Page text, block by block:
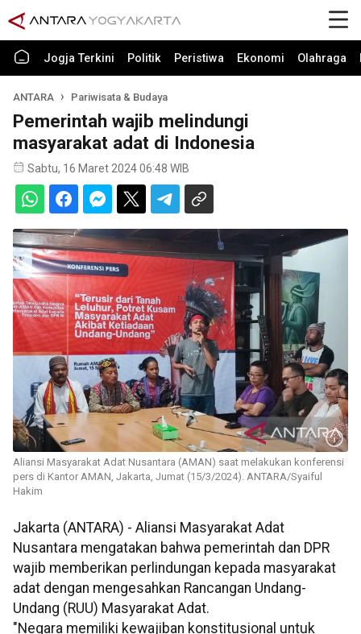
Jogja Terkini Politik Peristiwa Ekonomi Olahraga
ANTARA Pariwisata & Budaya
Pemerintah wajib melindungi
masyarakat adat di Indonesia
Sabtu, 16 Maret 2024 06:48 WIB
Aliansi Masyarakat Adat Nusantara (AMAN) saat melakukan konferensi
pers di Kantor AMAN, Jakarta, Jumat (15/3/2024). ANTARA/Syaiful
Hakim
Jakarta (ANTARA) - Aliansi Masyarakat Adat
Nusantara mengatakan bahwa pemerintah dan DPR
wajib memberikan perlindungan kepada masyarakat
adat dengan mengesahkan Rancangan Undang-
Undang (RUU) Masyarakat Adat.
"Negara memiliki kewajiban konstitusional untuk